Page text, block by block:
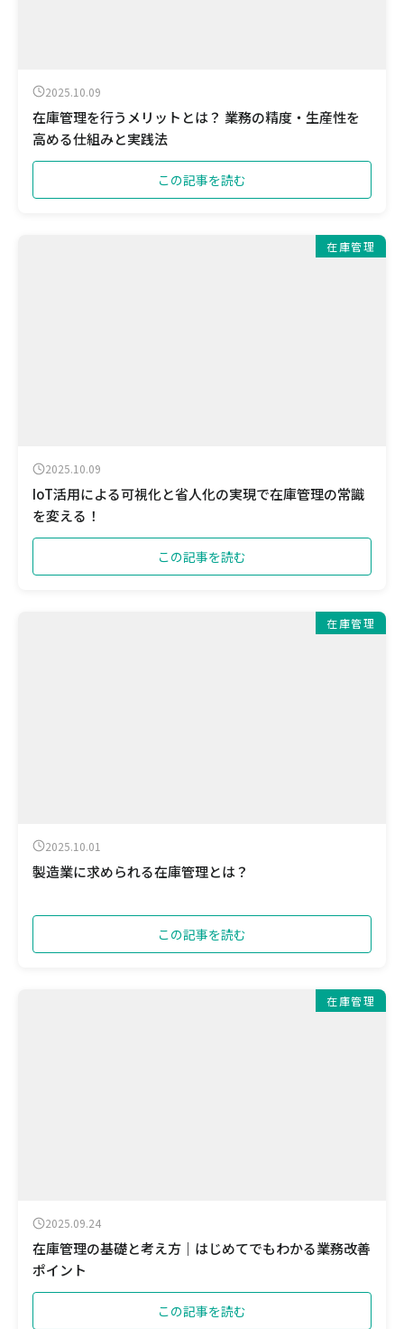
2025.10.09
在庫管理を行うメリットとは？ 業務の精度・生産性を
高める仕組みと実践法
この記事を読む
在庫管理
2025.10.09
IoT活用による可視化と省人化の実現で在庫管理の常識
を変える！
この記事を読む
在庫管理
2025.10.01
製造業に求められる在庫管理とは？
この記事を読む
在庫管理
2025.09.24
在庫管理の基礎と考え方｜はじめてでもわかる業務改善
ポイント
この記事を読む